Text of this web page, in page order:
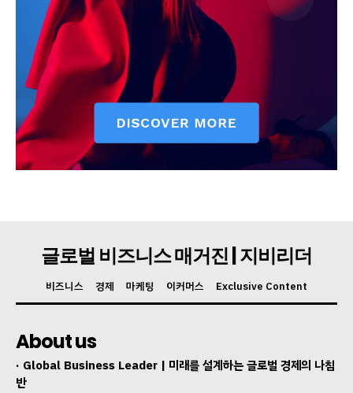
글로벌 비즈니스 매거진 | 지비리더
비즈니스 경제 마케팅 이커머스 Exclusive Content
About us
· Global Business Leader | 미래를 설계하는 글로벌 경제의 나침
반